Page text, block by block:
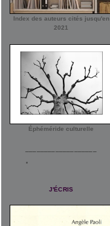
Index des auteurs cités jusqu'en
2021
Éphéméride culturelle
J'ÉCRIS